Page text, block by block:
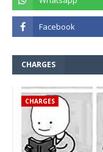
CHARGES
CHARGES